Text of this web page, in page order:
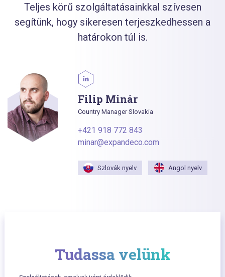
Teljes körű szolgáltatásainkkal szívesen
segítünk, hogy sikeresen terjeszkedhessen a
határokon túl is.
Filip Minár
Country Manager Slovakia
+421 918 772 843
minar@expandeco.com
Szlovák nyelv Angol nyelv
Tudassa velünk